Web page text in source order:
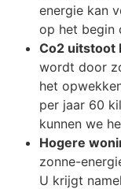
energie kan
op het begin
Co2 uitstoot
wordt door
het
per jaar 60
kunnen we
Hogere
zonne-
U krijgt